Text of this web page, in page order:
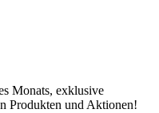
Monats, exklusive
Produkten und Aktionen!